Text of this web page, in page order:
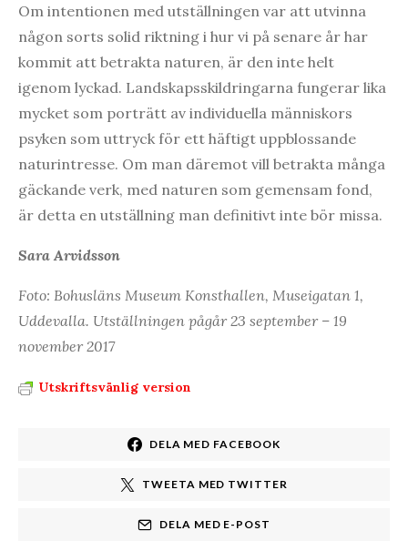
Om intentionen med utställningen var att utvinna
någon sorts solid riktning i hur vi på senare år har
kommit att betrakta naturen, är den inte helt
igenom lyckad. Landskapsskildringarna fungerar lika
mycket som porträtt av individuella människors
psyken som uttryck för ett häftigt uppblossande
naturintresse. Om man däremot vill betrakta många
gäckande verk, med naturen som gemensam fond,
är detta en utställning man definitivt inte bör missa.
Sara Arvidsson
Foto: Bohusläns Museum Konsthallen, Museigatan 1,
Uddevalla. Utställningen pågår 23 september – 19
november 2017
Utskriftsvänlig version
DELA MED FACEBOOK
TWEETA MED TWITTER
DELA MED E-POST